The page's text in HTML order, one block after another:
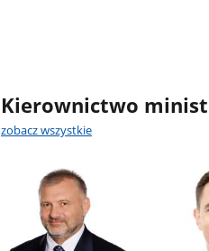
Kierownictwo
zobacz wszystkie